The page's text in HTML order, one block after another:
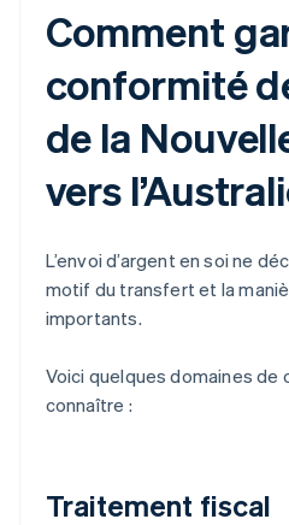
Comment
conformité
de la
vers
L’envoi d’argent en soi ne
motif du transfert et la
importants.
Voici quelques domaines
connaître :
Traitement fiscal